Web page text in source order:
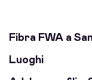
Fibra FWA a
Luoghi